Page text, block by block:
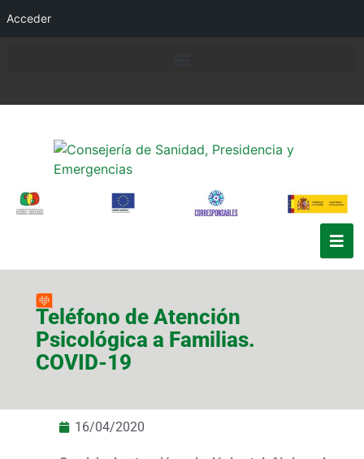
Acceder
Teléfono de Atención
Psicológica a Familias.
COVID-19
16/04/2020